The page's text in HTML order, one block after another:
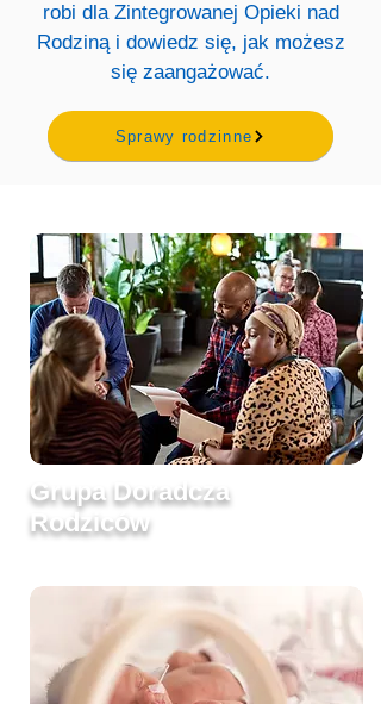
robi dla Zintegrowanej Opieki nad
Rodziną i dowiedz się, jak możesz
się zaangażować.
Sprawy rodzinne
Grupa Doradcza
Rodziców